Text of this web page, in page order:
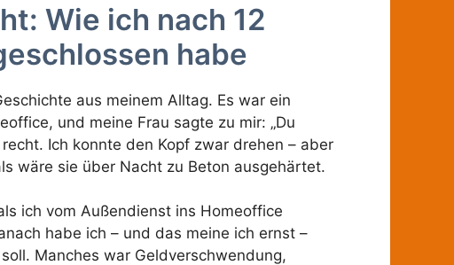
Wie ich nach 12
habe
aus meinem Alltag. Es war ein
und meine Frau sagte zu mir: „Du
Ich konnte den Kopf zwar drehen – aber
wäre sie über Nacht zu Beton ausgehärtet.
ich vom Außendienst ins Homeoffice
habe ich – und das meine ich ernst –
Manches war Geldverschwendung,